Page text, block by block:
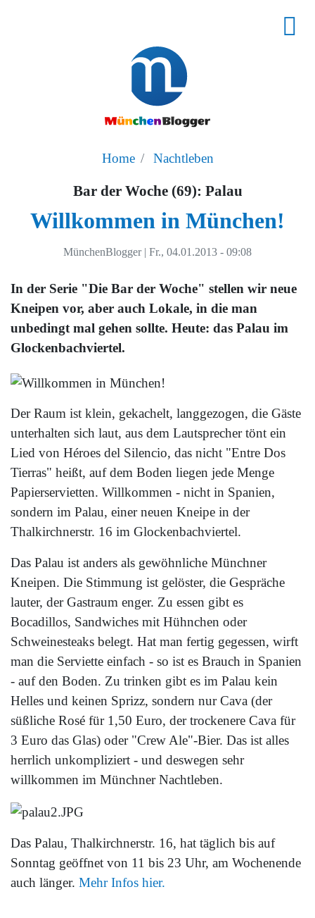
Home Nachtleben
Bar der Woche (69): Palau
Willkommen in München!
MünchenBlogger | Fr., 04.01.2013 - 09:08
In der Serie "Die Bar der Woche" stellen wir neue
Kneipen vor, aber auch Lokale, in die man
unbedingt mal gehen sollte. Heute: das Palau im
Glockenbachviertel.
Der Raum ist klein, gekachelt, langgezogen, die Gäste
unterhalten sich laut, aus dem Lautsprecher tönt ein
Lied von Héroes del Silencio, das nicht "Entre Dos
Tierras" heißt, auf dem Boden liegen jede Menge
Papierservietten. Willkommen - nicht in Spanien,
sondern im Palau, einer neuen Kneipe in der
Thalkirchnerstr. 16 im Glockenbachviertel.
Das Palau ist anders als gewöhnliche Münchner
Kneipen. Die Stimmung ist gelöster, die Gespräche
lauter, der Gastraum enger. Zu essen gibt es
Bocadillos, Sandwiches mit Hühnchen oder
Schweinesteaks belegt. Hat man fertig gegessen, wirft
man die Serviette einfach - so ist es Brauch in Spanien
- auf den Boden. Zu trinken gibt es im Palau kein
Helles und keinen Sprizz, sondern nur Cava (der
süßliche Rosé für 1,50 Euro, der trockenere Cava für
3 Euro das Glas) oder "Crew Ale"-Bier. Das ist alles
herrlich unkompliziert - und deswegen sehr
willkommen im Münchner Nachtleben.
Das Palau, Thalkirchnerstr. 16, hat täglich bis auf
Sonntag geöffnet von 11 bis 23 Uhr, am Wochenende
auch länger. Mehr Infos hier.